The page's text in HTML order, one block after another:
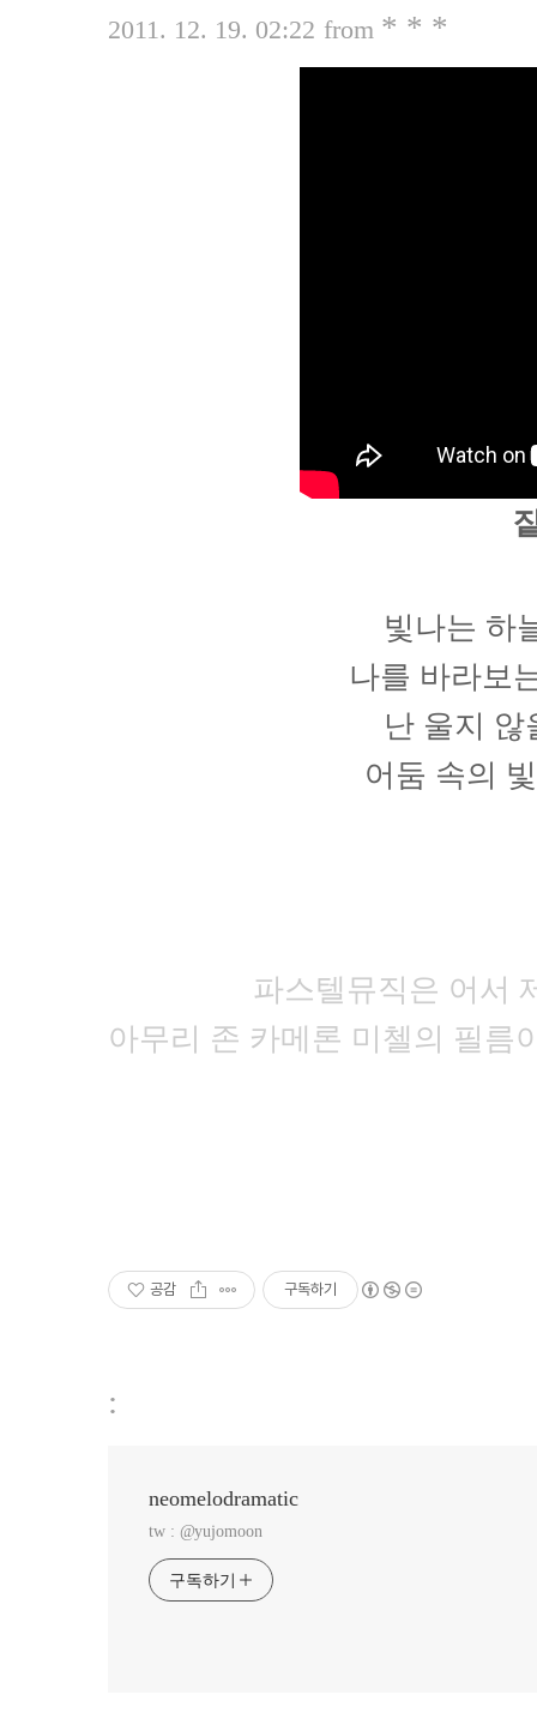
2011. 12. 19. 02:22 from * * *
빛나는 하
나를 바라보
난 울지 않
어둠 속의
파스텔뮤직은 어서
아무리 존 카메론 미첼의 필름
공감 구독하기
:
neomelodramatic
tw : @yujomoon
구독하기